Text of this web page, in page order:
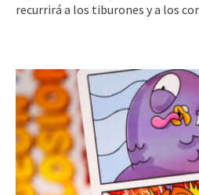
recurrirá a los tiburones y a los